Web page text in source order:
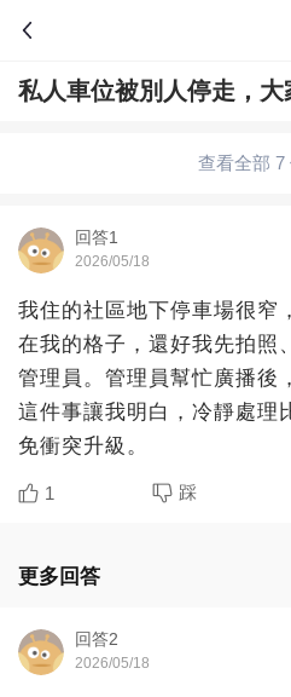
私人車位被別人停走，大
查看全部 7
回答1
2026/05/18
我住的社區地下停車場很窄
在我的格子，還好我先拍照
管理員。管理員幫忙廣播後
這件事讓我明白，冷靜處理
免衝突升級。
1 踩
更多回答
回答2
2026/05/18
問答
婚姻情感